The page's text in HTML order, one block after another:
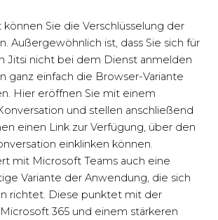
Sie die Verschlüsselung der
Außergewöhnlich ist, dass Sie sich für
Jitsi nicht bei dem Dienst anmelden
ganz einfach die Browser-Variante
Hier eröffnen Sie mit einem
und stellen anschließend
einen Link zur Verfügung, über den
einklinken können.
mit Microsoft Teams auch eine
Variante der Anwendung, die sich
richtet. Diese punktet mit der
365 und einem stärkeren